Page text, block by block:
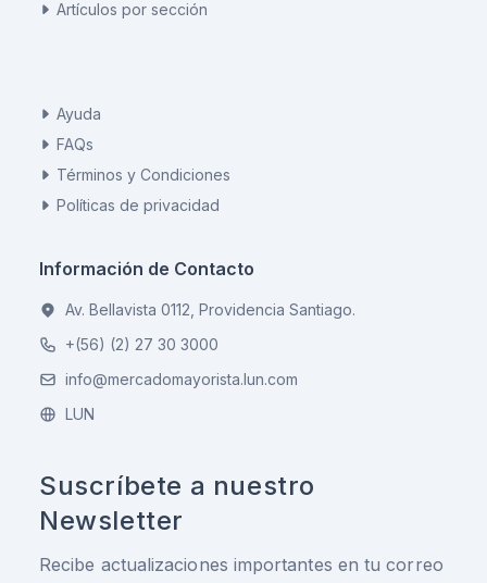
Artículos por sección
Ayuda
FAQs
Términos y Condiciones
Políticas de privacidad
Información de Contacto
Av. Bellavista 0112, Providencia Santiago.
+(56) (2) 27 30 3000
info@mercadomayorista.lun.com
LUN
Suscríbete a nuestro
Newsletter
Recibe actualizaciones importantes en tu correo